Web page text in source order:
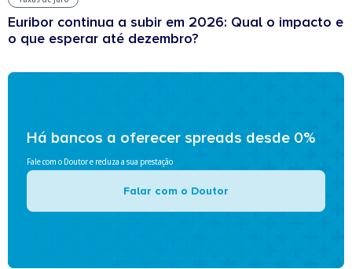
Euribor continua a subir em 2026: Qual o impacto e
o que esperar até dezembro?
Há bancos a oferecer spreads desde 0%
Fale com o Doutor e reduza a sua prestação
Falar com o Doutor